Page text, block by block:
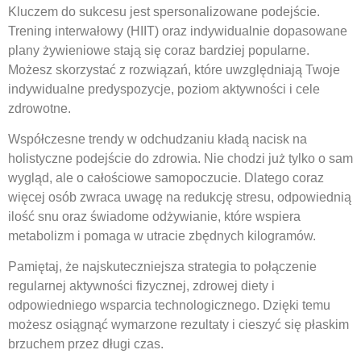
Kluczem do sukcesu jest spersonalizowane podejście.
Trening interwałowy (HIIT) oraz indywidualnie dopasowane
plany żywieniowe stają się coraz bardziej popularne.
Możesz skorzystać z rozwiązań, które uwzględniają Twoje
indywidualne predyspozycje, poziom aktywności i cele
zdrowotne.
Współczesne trendy w odchudzaniu kładą nacisk na
holistyczne podejście do zdrowia. Nie chodzi już tylko o sam
wygląd, ale o całościowe samopoczucie. Dlatego coraz
więcej osób zwraca uwagę na redukcję stresu, odpowiednią
ilość snu oraz świadome odżywianie, które wspiera
metabolizm i pomaga w utracie zbędnych kilogramów.
Pamiętaj, że najskuteczniejsza strategia to połączenie
regularnej aktywności fizycznej, zdrowej diety i
odpowiedniego wsparcia technologicznego. Dzięki temu
możesz osiągnąć wymarzone rezultaty i cieszyć się płaskim
brzuchem przez długi czas.